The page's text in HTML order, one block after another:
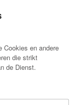
Cookies en andere
die strikt
de Dienst.